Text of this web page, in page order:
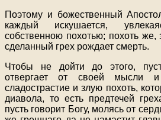
Поэтому и божественный
каждый искушается,
собственною похотью; похоть же,
сделанный грех рождает смерть.
Чтобы не дойти до этого,
отвергает от своей мысли
сладострастие и злую похоть,
диавола, то есть предтечей
пусть говорит Богу, молясь от